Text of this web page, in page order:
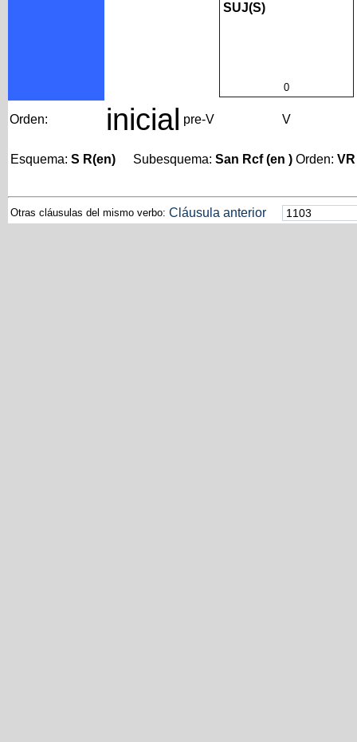
SUJ(S)
0
Orden: inicial pre-V V
Esquema: S R(en) Subesquema: San Rcf (en ) Orden: VR
Otras cláusulas del mismo verbo: Cláusula anterior